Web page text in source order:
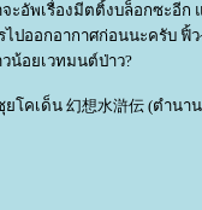
ะอัพเรื่องมีตติ้งบล็อกซะอีก
ปออกอากาศก่อนนะครับ ฟิ้ว
น้อยเวทมนต์ป่าว?
โคเด็น 幻想水滸伝 (ตำน